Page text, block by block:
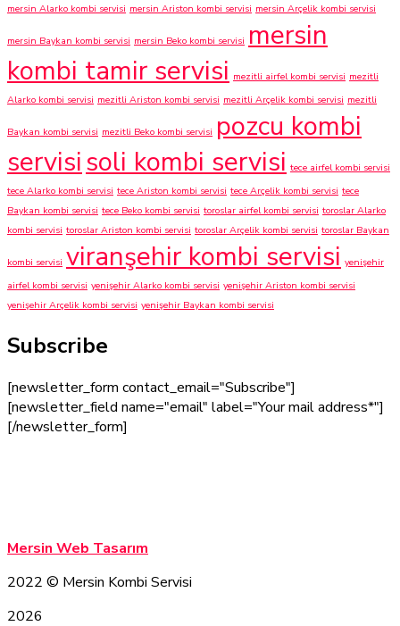
mersin Alarko kombi servisi mersin Ariston kombi servisi mersin Arçelik kombi servisi
mersin Baykan kombi servisi mersin Beko kombi servisi mersin
kombi tamir servisi mezitli airfel kombi servisi mezitli
Alarko kombi servisi mezitli Ariston kombi servisi mezitli Arçelik kombi servisi mezitli
Baykan kombi servisi mezitli Beko kombi servisi pozcu kombi
servisisoli kombi servisi tece airfel kombi servisi
tece Alarko kombi servisi tece Ariston kombi servisi tece Arçelik kombi servisi tece
Baykan kombi servisi tece Beko kombi servisi toroslar airfel kombi servisi toroslar Alarko
kombi servisi toroslar Ariston kombi servisi toroslar Arçelik kombi servisi toroslar Baykan
kombi servisi viranşehir kombi servisi yenişehir
airfel kombi servisi yenişehir Alarko kombi servisi yenişehir Ariston kombi servisi
yenişehir Arçelik kombi servisi yenişehir Baykan kombi servisi
Subscribe
[newsletter_form contact_email="Subscribe"]
[newsletter_field name="email" label="Your mail address*"]
[/newsletter_form]
Mersin Web Tasarım
2022 © Mersin Kombi Servisi
2026